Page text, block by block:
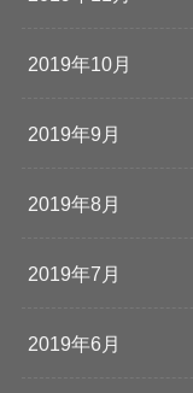
2019年10月
2019年9月
2019年8月
2019年7月
2019年6月